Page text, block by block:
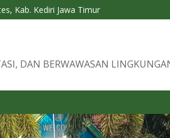
Kab. Kediri Jawa Timur
DAN BERWAWASAN